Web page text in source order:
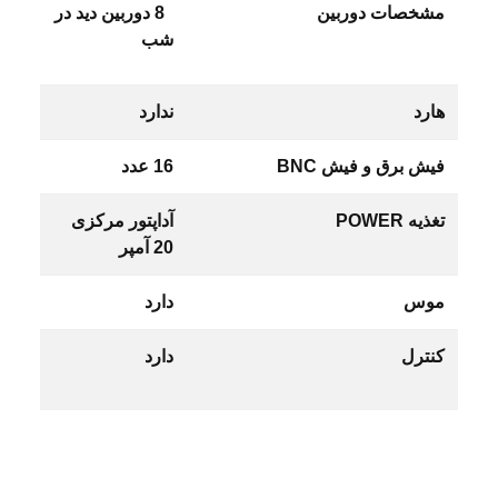
مشخصات دوربین
8 دوربین دید در
شب
هارد ندارد
فیش برق و فیش BNC 16 عدد
تغذیه POWER
آداپتور مرکزی
20 آمپر
موس دارد
کنترل دارد